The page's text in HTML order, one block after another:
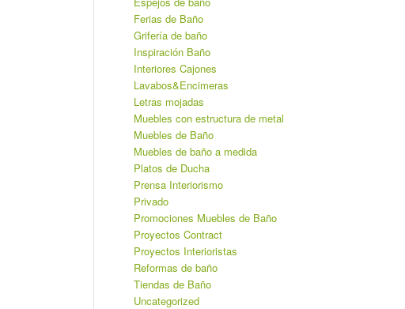
Ferias de Baño
Grifería de baño
Inspiración Baño
Interiores Cajones
Lavabos&Encimeras
Letras mojadas
Muebles con estructura de metal
Muebles de Baño
Muebles de baño a medida
Platos de Ducha
Prensa Interiorismo
Privado
Promociones Muebles de Baño
Proyectos Contract
Proyectos Interioristas
Reformas de baño
Tiendas de Baño
Uncategorized